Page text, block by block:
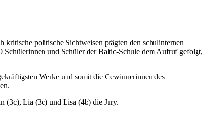
kritische politische Sichtweisen prägten den schulinternen
und Schüler der Baltic-Schule dem Aufruf gefolgt,
Werke und somit die Gewinnerinnen des
(3c), Lia (3c) und Lisa (4b) die Jury.